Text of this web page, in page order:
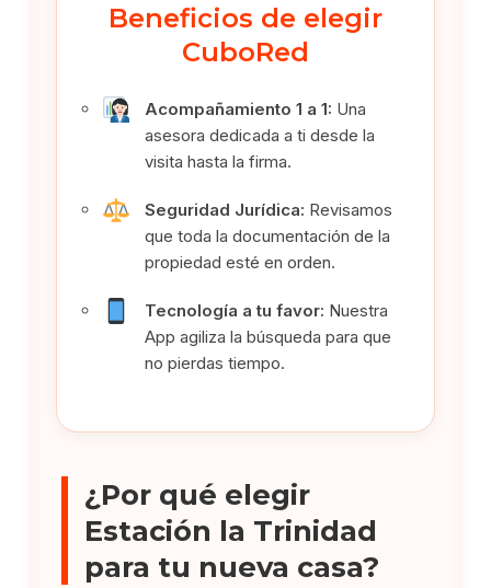
Beneficios de elegir
CuboRed
Acompañamiento 1 a 1: Una
asesora dedicada a ti desde la
visita hasta la firma.
Seguridad Jurídica: Revisamos
que toda la documentación de la
propiedad esté en orden.
Tecnología a tu favor: Nuestra
App agiliza la búsqueda para que
no pierdas tiempo.
¿Por qué elegir
Estación la Trinidad
para tu nueva casa?